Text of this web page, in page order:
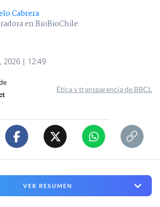
Cabrera
en BioBioChile
2026 | 12:49
Ética y transparencia de BBCL
VER RESUMEN